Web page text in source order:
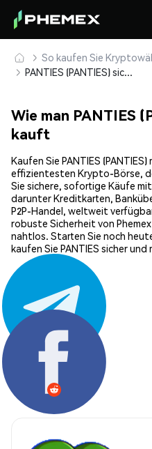
So kaufen Sie
PANTIES (PANTIES) sicher kaufen und speichern
Wie man PANTIES
kauft
Kaufen Sie PANTIES
effizientesten Krypto-Börse,
Sie sichere, sofortige Käufe
darunter Kreditkarten,
P2P-Handel, weltweit
robuste Sicherheit von
nahtlos. Starten Sie noch
kaufen Sie PANTIES sicher
Teilen: